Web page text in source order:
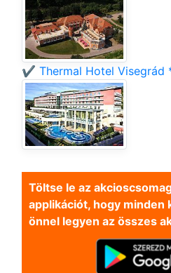
✔️ Thermal Hotel Visegrád
Töltse le az
applikációt, hogy minden
önnel legyen az összes